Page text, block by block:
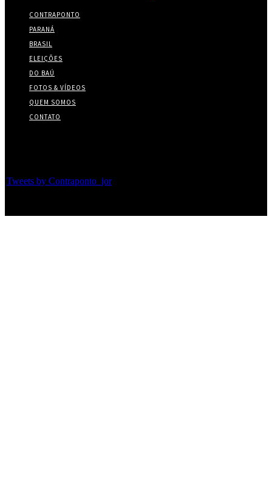
CONTRAPONTO
PARANÁ
BRASIL
ELEIÇÕES
DO BAÚ
FOTOS & VÍDEOS
QUEM SOMOS
CONTATO
Tweets by Contraponto_jor